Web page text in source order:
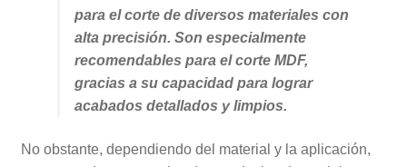
para el corte de diversos materiales con
alta precisión. Son especialmente
recomendables para el corte MDF,
gracias a su capacidad para lograr
acabados detallados y limpios.
No obstante, dependiendo del material y la aplicación,